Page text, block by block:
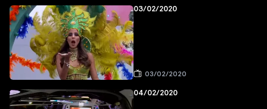
03/02/2020
03/02/2020
04/02/2020